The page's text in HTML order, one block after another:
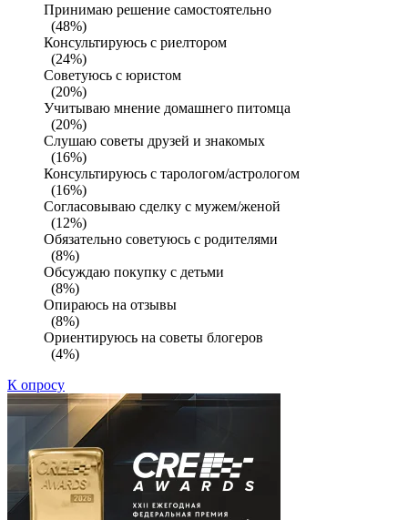
Принимаю решение самостоятельно
(48%)
Консультируюсь с риелтором
(24%)
Советуюсь с юристом
(20%)
Учитываю мнение домашнего питомца
(20%)
Слушаю советы друзей и знакомых
(16%)
Консультируюсь с тарологом/астрологом
(16%)
Согласовываю сделку с мужем/женой
(12%)
Обязательно советуюсь с родителями
(8%)
Обсуждаю покупку с детьми
(8%)
Опираюсь на отзывы
(8%)
Ориентируюсь на советы блогеров
(4%)
К опросу